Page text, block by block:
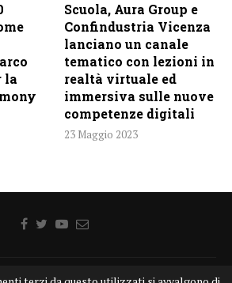
la
Scuola, Aura Group e
Confindustria Vicenza
lanciano un canale
tematico con lezioni in
realtà virtuale ed
immersiva sulle nuove
competenze digitali
23 Maggio 2023